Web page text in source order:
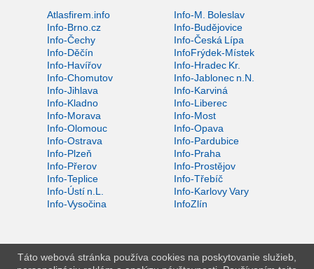
Atlasfirem.info
Info-M. Boleslav
Info-Brno.cz
Info-Budějovice
Info-Čechy
Info-Česká Lípa
Info-Děčín
InfoFrýdek-Místek
Info-Havířov
Info-Hradec Kr.
Info-Chomutov
Info-Jablonec n.N.
Info-Jihlava
Info-Karviná
Info-Kladno
Info-Liberec
Info-Morava
Info-Most
Info-Olomouc
Info-Opava
Info-Ostrava
Info-Pardubice
Info-Plzeň
Info-Praha
Info-Přerov
Info-Prostějov
Info-Teplice
Info-Třebíč
Info-Ústí n.L.
Info-Karlovy Vary
Info-Vysočina
InfoZlín
Táto webová stránka používa cookies na poskytovanie služieb,